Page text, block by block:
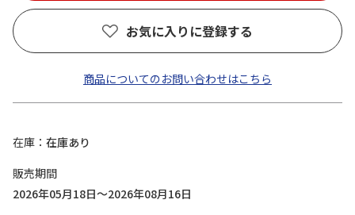
お気に入りに登録する
商品についてのお問い合わせはこちら
在庫
在庫あり
販売期間
2026年05月18日～2026年08月16日